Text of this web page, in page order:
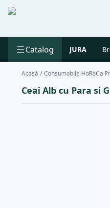
Catalog JURA
Acasă / Consumabile HoReCa
Ceai Alb cu Para si